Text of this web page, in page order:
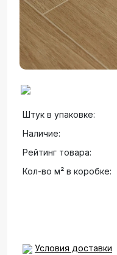
Штук в упаковке:
Наличие:
Рейтинг товара:
Кол-во м² в коробке:
Условия доставки